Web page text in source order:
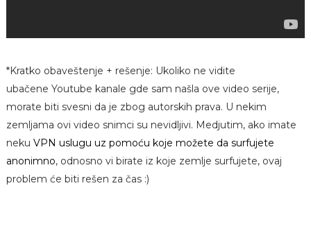
*Kratko obaveštenje + rešenje: Ukoliko ne vidite
ubačene Youtube kanale gde sam našla ove video serije,
morate biti svesni da je zbog autorskih prava. U nekim
zemljama ovi video snimci su nevidljivi. Medjutim, ako imate
neku VPN uslugu uz pomoću koje možete da surfujete
anonimno, odnosno vi birate iz koje zemlje surfujete, ovaj
problem će biti rešen za čas :)